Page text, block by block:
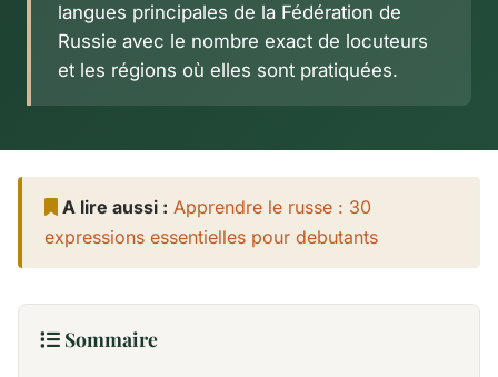
langues principales de la Fédération de
Russie avec le nombre exact de locuteurs
et les régions où elles sont pratiquées.
A lire aussi : Apprendre le russe : 30
expressions essentielles pour debutants
Sommaire